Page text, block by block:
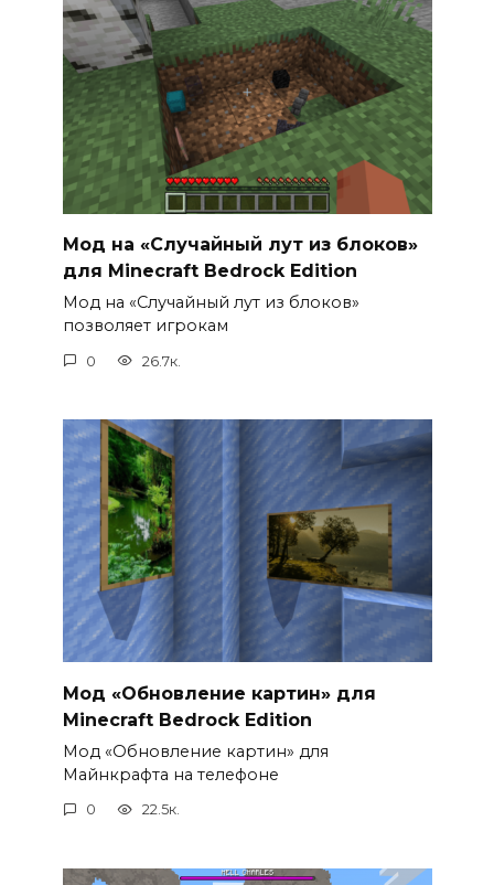
Мод на «Случайный лут из блоков»
для Minecraft Bedrock Edition
Мод на «Случайный лут из блоков»
позволяет игрокам
0 26.7к.
Мод «Обновление картин» для
Minecraft Bedrock Edition
Мод «Обновление картин» для
Майнкрафта на телефоне
0 22.5к.